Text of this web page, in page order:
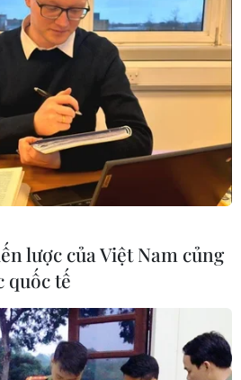
năm 2023: Các mốc thời
ý
từ 8 giờ ngày 10/7 đến 17 giờ
ký, điều chỉnh nguyện vọng xét
lần trên hệ thống tuyển sinh
và Đào tạo.
lược của Việt Nam củng
quốc tế